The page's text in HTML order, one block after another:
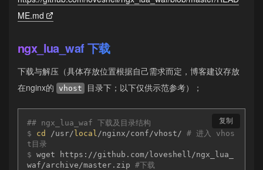
ME.md
ngx_lua_waf 下载
下载与解压（具体存放位置根据自己需求而定，博客建议存放
在nginx的 vhost 目录下；以下仅供示范参考）；
## ngx_lua_waf 下载及目录结构
$
cd /usr/local /nginx/conf/vhost/ # 进入 vhos
t目录
$ wget https://github.com/loveshell/ngx_lua_
waf/archive/master.zip #下载
复制